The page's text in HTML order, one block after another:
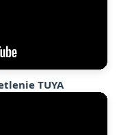
TUYA